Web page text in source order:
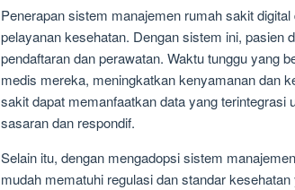
Penerapan sistem manajemen rumah sakit
pelayanan kesehatan. Dengan sistem ini, pasien
pendaftaran dan perawatan. Waktu tunggu yang
medis mereka, meningkatkan kenyamanan dan
sakit dapat memanfaatkan data yang
sasaran dan respondif.
Selain itu, dengan mengadopsi sistem
mudah mematuhi regulasi dan standar